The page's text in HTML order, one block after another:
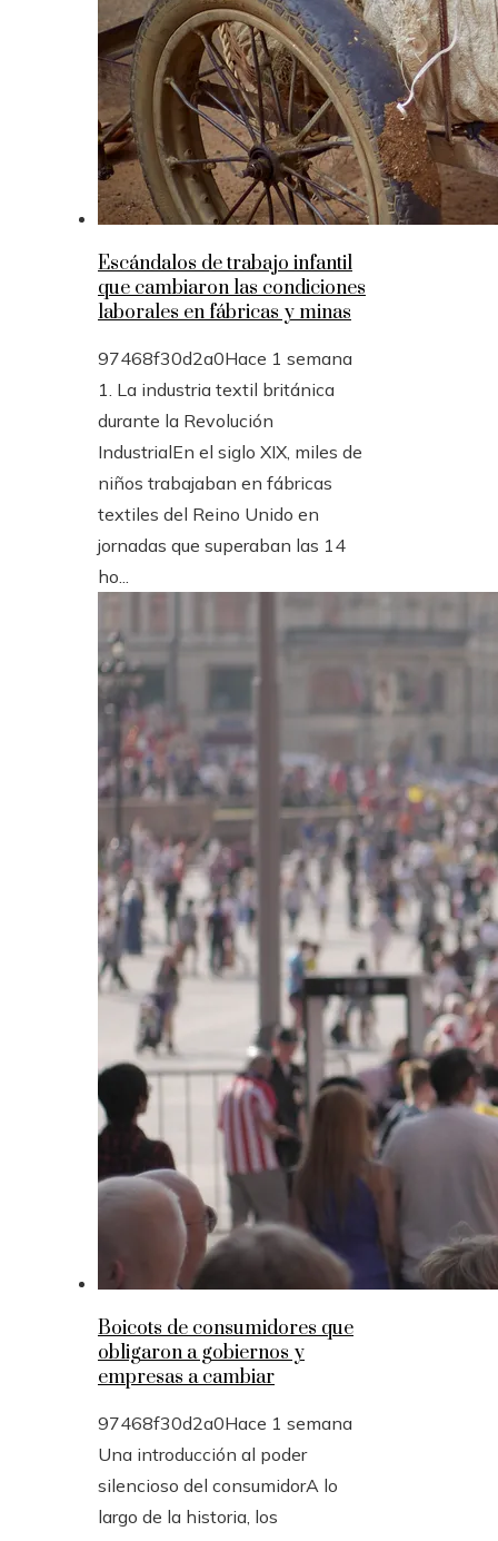
Escándalos de trabajo infantil
que cambiaron las condiciones
laborales en fábricas y minas
97468f30d2a0Hace 1 semana
1. La industria textil británica
durante la Revolución
IndustrialEn el siglo XIX, miles de
niños trabajaban en fábricas
textiles del Reino Unido en
jornadas que superaban las 14
ho...
Boicots de consumidores que
obligaron a gobiernos y
empresas a cambiar
97468f30d2a0Hace 1 semana
Una introducción al poder
silencioso del consumidorA lo
largo de la historia, los